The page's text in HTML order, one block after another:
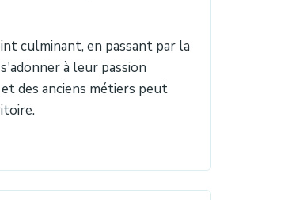
culminant, en passant par la
à leur passion
des anciens métiers peut